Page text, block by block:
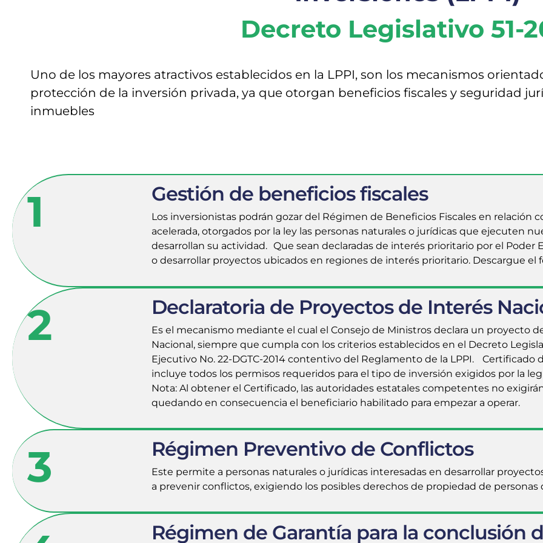
Decreto Legislativo 51-
Uno de los mayores atractivos establecidos en la LPPI, son los mecanismos
protección de la inversión privada, ya que otorgan beneficios fiscales y seguridad
inmuebles
1 Gestión de beneficios fiscales
Los inversionistas podrán gozar del Régimen de Beneficios Fiscales en relación
acelerada, otorgados por la ley las personas naturales o jurídicas que ejecuten
desarrollan su actividad. Que sean declaradas de interés prioritario por el
o desarrollar proyectos ubicados en regiones de interés prioritario.​ Descargue
2 Declaratoria de Proyectos de Interés
Es el mecanismo mediante el cual el Consejo de Ministros declara un proyecto
Nacional, siempre que cumpla con los criterios establecidos en el Decreto
Ejecutivo No. 22-DGTC-2014 contentivo del Reglamento de la LPPI. Certificado
incluye todos los permisos requeridos para el tipo de inversión exigidos por la
Nota: Al obtener el Certificado, las autoridades estatales competentes no
quedando en consecuencia el beneficiario habilitado para empezar a operar.
3 Régimen Preventivo de Conflictos
Este permite a personas naturales o jurídicas interesadas en desarrollar
a prevenir conflictos, exigiendo los posibles derechos de propiedad de
Régimen de Garantía para la conclusión